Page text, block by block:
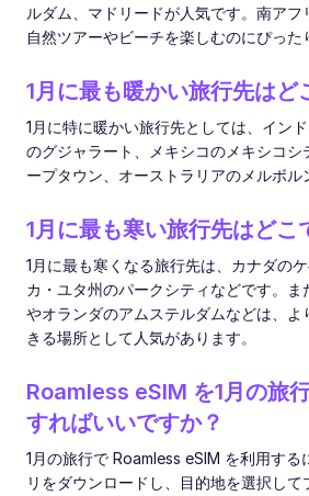
ルダム、マドリードが人気です。南アフ
自然ツアーやビーチを楽しむのにぴった
1月に最も暖かい旅行先はど
1月に特に暖かい旅行先としては、イン
のグジャラート、メキシコのメキシコシ
ープタウン、オーストラリアのメルボル
1月に最も寒い旅行先はどこ
1月に最も寒くなる旅行先は、カナダの
カ・ユタ州のパークシティなどです。ま
やオランダのアムステルダムなどは、よ
きる場所として人気があります。
Roamless eSIM を1月の旅
すればいいですか？
1月の旅行で Roamless eSIM を利用する
リをダウンロードし、目的地を選択して